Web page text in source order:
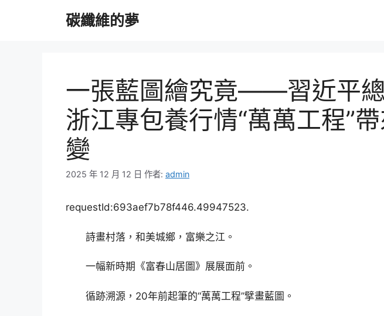
碳纖維的夢
一張藍圖繪究竟——習近平
浙江專包養行情“萬萬工程”
變
2025 年 12 月 12 日 作者: admin
requestId:693aef7b78f446.49947523.
詩畫村落，和美城鄉，富樂之江。
一幅新時期《富春山居圖》展展面前。
循跡溯源，20年前起筆的“萬萬工程”擘畫藍圖。